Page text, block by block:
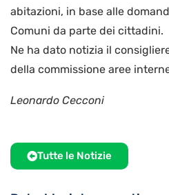
abitazioni, in base alle
Comuni da parte dei cittadini.
Ne ha dato notizia il
della commissione aree
Leonardo Cecconi
Tutte le Notizie